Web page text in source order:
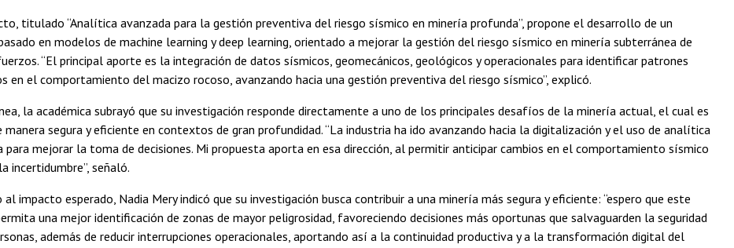
titulado “Analítica avanzada para la gestión preventiva del riesgo sísmico en minería profunda”, propone el desarrollo de un
en modelos de machine learning y deep learning, orientado a mejorar la gestión del riesgo sísmico en minería subterránea de
“El principal aporte es la integración de datos sísmicos, geomecánicos, geológicos y operacionales para identificar patrones
en el comportamiento del macizo rocoso, avanzando hacia una gestión preventiva del riesgo sísmico”, explicó.
la académica subrayó que su investigación responde directamente a uno de los principales desafíos de la minería actual, el cual es
manera segura y eficiente en contextos de gran profundidad. “La industria ha ido avanzando hacia la digitalización y el uso de analítica
para mejorar la toma de decisiones. Mi propuesta aporta en esa dirección, al permitir anticipar cambios en el comportamiento sísmico
incertidumbre”, señaló.
al impacto esperado, Nadia Mery indicó que su investigación busca contribuir a una minería más segura y eficiente: “espero que este
una mejor identificación de zonas de mayor peligrosidad, favoreciendo decisiones más oportunas que salvaguarden la seguridad
además de reducir interrupciones operacionales, aportando así a la continuidad productiva y a la transformación digital del